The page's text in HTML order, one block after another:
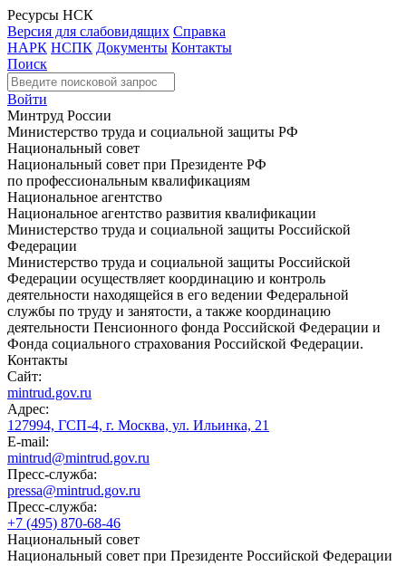
Ресурсы НСК
Версия для слабовидящих Справка
НАРК НСПК Документы Контакты
Поиск
Войти
Минтруд России
Министерство труда и социальной защиты РФ
Национальный совет
Национальный совет при Президенте РФ
по профессиональным квалификациям
Национальное агентство
Национальное агентство развития квалификации
Министерство труда и социальной защиты Российской
Федерации
Министерство труда и социальной защиты Российской
Федерации осуществляет координацию и контроль
деятельности находящейся в его ведении Федеральной
службы по труду и занятости, а также координацию
деятельности Пенсионного фонда Российской Федерации и
Фонда социального страхования Российской Федерации.
Контакты
Сайт:
mintrud.gov.ru
Адрес:
127994, ГСП-4, г. Москва, ул. Ильинка, 21
E-mail:
mintrud@mintrud.gov.ru
Пресс-служба:
pressa@mintrud.gov.ru
Пресс-служба:
+7 (495) 870-68-46
Национальный совет
Национальный совет при Президенте Российской Федерации